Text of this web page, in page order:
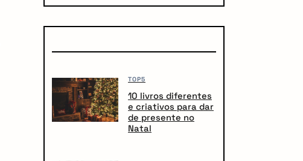
TOP5
10 livros diferentes
e criativos para dar
de presente no
Natal